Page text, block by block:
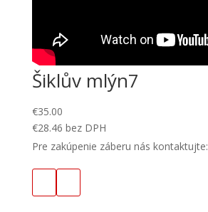
Šiklův mlýn7
€35.00
€28.46 bez DPH
Pre zakúpenie záberu nás kontaktujte: